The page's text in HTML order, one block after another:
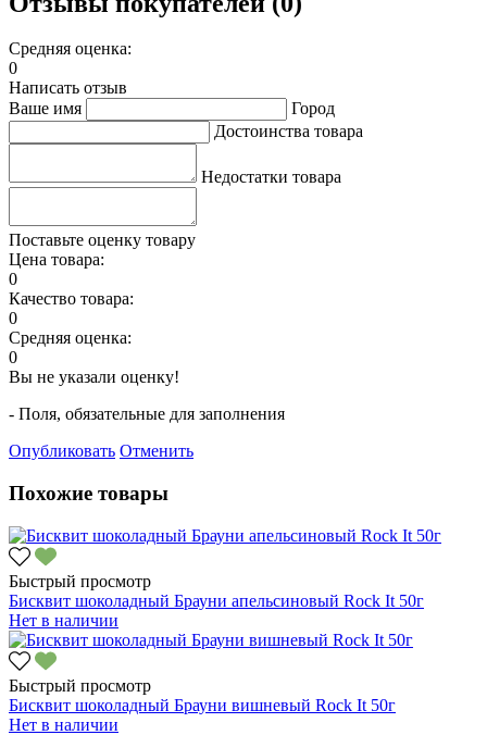
Средняя оценка:
0
Написать отзыв
Ваше имя
Город
Достоинства товара
Недостатки товара
Поставьте оценку товару
Цена товара:
0
Качество товара:
0
Средняя оценка:
0
Вы не указали оценку!
- Поля, обязательные для заполнения
Опубликовать Отменить
Похожие товары
Быстрый просмотр
Бисквит шоколадный Брауни апельсиновый Rock It 50г
Нет в наличии
Быстрый просмотр
Бисквит шоколадный Брауни вишневый Rock It 50г
Нет в наличии